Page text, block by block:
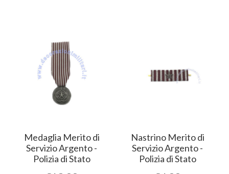
Medaglia Merito di
Servizio Argento -
Polizia di Stato
Nastrino Merito di
Servizio Argento -
Polizia di Stato